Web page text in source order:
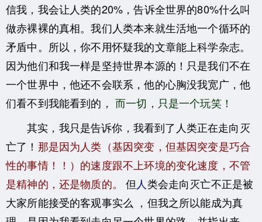
信我， 我会让人类的20%，告诉全世界的80%什么叫
做赤裸裸的真相。我们人类本来就生活地一个循环的
矛盾中。所以，你不用怀疑我的文章能上科学杂志。
因为他们和我一样是坚持世界本源的！只是我们不在
一个世界中，他还不会联系，他的心胸没我宽广，他
们看不到我能看到的， 而一切，只是一个玩笑！
其实，我只是告诉你，我看到了人类正在走向灭
亡了！ 那是因为人类（基因突变，但基因突变是巧合
性的事情！！）的速度跟不上环境的变化速度，不管
是精神的，还是物质的。
但 人类会走向灭亡不正是被
大家所能接受的客观事实么 ，但我之所以能成为真